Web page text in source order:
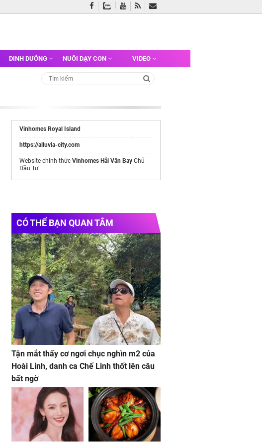
DINH DƯỠNG NUÔI DẠY CON VIDEO
Vinhomes Royal Island
https://alluvia-city.com
Website chính thức Vinhomes Hải Vân Bay Chủ
Đầu Tư
CÓ THỂ BẠN QUAN TÂM
Tận mắt thấy cơ ngơi chục nghìn m2 của
Hoài Linh, danh ca Chế Linh thốt lên câu
bất ngờ